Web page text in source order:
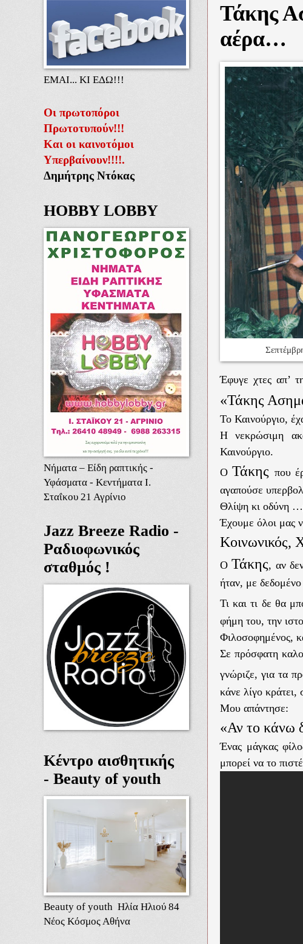
Τάκης
αέρα…
Έφυγε χτες απ’
«Τάκης
Το Καινούργιο,
Η νεκρώσιμη
Καινούργιο.
ΟΤάκης που
αγαπούσε
Θλίψη κι οδύνη
Έχουμε όλοι μας
Κοινωνικός,
ΟΤάκης, αν
ήταν, με δεδομένο
Τι και τι δε θα
φήμη του, την
Φιλοσοφημένος,
Σε πρόσφατη
γνώριζε, για τα
κάνε λίγο κράτει,
Μου απάντησε:
«Αν το κάνω
Ένας μάγκας
μπορεί να το
ΕΜΑΙ... ΚΙ ΕΔΩ!!!
Οι πρωτοπόροι
Πρωτοτυπούν!!!
Και οι καινοτόμοι
Υπερβαίνουν!!!!.
Δημήτρης Ντόκας
HOBBY LOBBY
Νήματα – Είδη ραπτικής -
Υφάσματα - Κεντήματα Ι.
Σταΐκου 21 Αγρίνιο
Jazz Breeze Radio -
Ραδιοφωνικός
σταθμός !
Κέντρο αισθητικής
- Beauty of youth
Beauty of youth Ηλία Ηλιού 84
Νέος Κόσμος Αθήνα